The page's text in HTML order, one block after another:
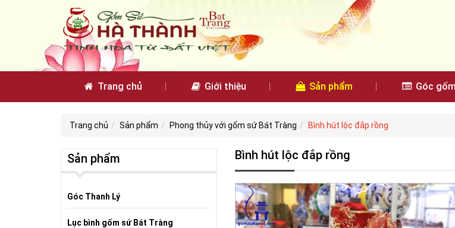
Trang chủ Giới thiệu Sản phẩm Góc
Trang chủ Sản phẩm Phong thủy với gốm sứ Bát Tràng Bình hút lộc đắp rồng
Bình hút lộc đắp rồng
Sản phẩm
Góc Thanh Lý
Lục bình gốm sứ Bát Tràng